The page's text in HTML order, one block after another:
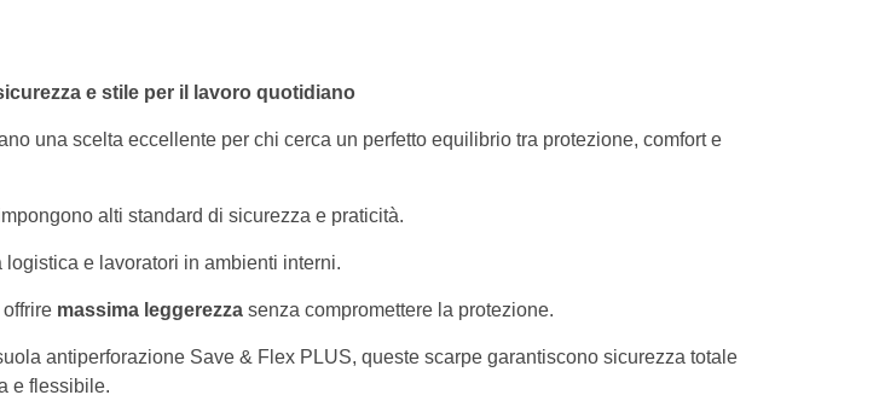
e stile per il lavoro quotidiano
una scelta eccellente per chi cerca un perfetto equilibrio tra protezione, comfort e
alti standard di sicurezza e praticità.
e lavoratori in ambienti interni.
massima leggerezzasenza compromettere la protezione.
antiperforazione Save & Flex PLUS, queste scarpe garantiscono sicurezza totale
e flessibile.